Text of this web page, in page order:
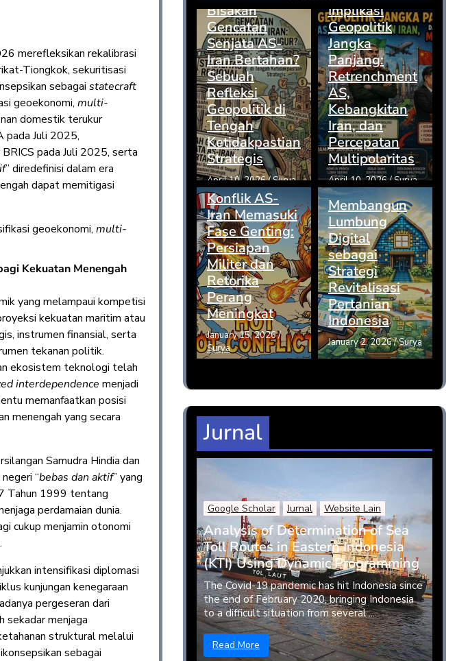
merefleksikan rekalibrasi
Tiongkok, sekuritisasi
sebagai statecraft
geoekonomi, multi-
domestik terukur
pada Juli 2025,
pada Juli 2025, serta
” diredefinisi dalam era
dapat memitigasi
geoekonomi, multi-
Kekuatan Menengah
yang melampaui kompetisi
kekuatan maritim atau
instrumen finansial, serta
tekanan politik.
ekosistem teknologi telah
interdependence menjadi
memanfaatkan posisi
menengah yang secara
Samudra Hindia dan
“bebas dan aktif” yang
Tahun 1999 tentang
perdamaian dunia.
cukup menjamin otonomi
intensifikasi diplomasi
kunjungan kenegaraan
pergeseran dari
sekadar menjaga
struktural melalui
sebagai
Bisakah
Gencatan
Senjata AS-
Iran Bertahan?
Sebuah
Refleksi
Geopolitik di
Tengah
Ketidakpastian
Strategis
April 10, 2026/Surya
Implikasi
Geopolitik
Jangka
Panjang:
Retrenchment
AS,
Kebangkitan
Iran, dan
Percepatan
Multipolaritas
April 10, 2026/Surya
Konflik AS-
Iran Memasuki
Fase Genting:
Persiapan
Militer dan
Retorika
Perang
Meningkat
January 15, 2026/
Surya
Membangun
Lumbung
Digital
sebagai
Strategi
Revitalisasi
Pertanian
Indonesia
January 2, 2026/Surya
Jurnal
Google Scholar Jurnal Website Lain
Analysis of Determination of Sea
Toll Routes in Eastern Indonesia
(KTI) Using Dynamic Programming
The Covid-19 pandemic has hit Indonesia since
the end of February 2020, bringing Indonesia
to a difficult situation from several ...
Read More